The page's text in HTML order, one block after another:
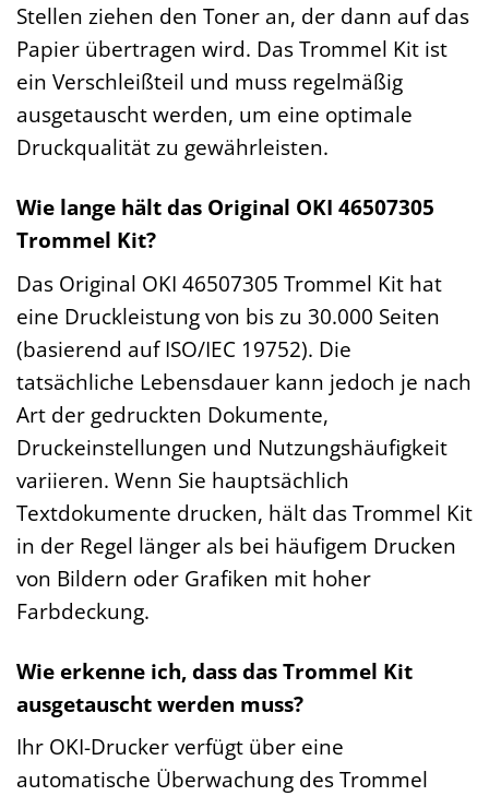
Stellen ziehen den Toner an, der dann auf das
Papier übertragen wird. Das Trommel Kit ist
ein Verschleißteil und muss regelmäßig
ausgetauscht werden, um eine optimale
Druckqualität zu gewährleisten.
Wie lange hält das Original OKI 46507305
Trommel Kit?
Das Original OKI 46507305 Trommel Kit hat
eine Druckleistung von bis zu 30.000 Seiten
(basierend auf ISO/IEC 19752). Die
tatsächliche Lebensdauer kann jedoch je nach
Art der gedruckten Dokumente,
Druckeinstellungen und Nutzungshäufigkeit
variieren. Wenn Sie hauptsächlich
Textdokumente drucken, hält das Trommel Kit
in der Regel länger als bei häufigem Drucken
von Bildern oder Grafiken mit hoher
Farbdeckung.
Wie erkenne ich, dass das Trommel Kit
ausgetauscht werden muss?
Ihr OKI-Drucker verfügt über eine
automatische Überwachung des Trommel